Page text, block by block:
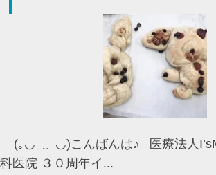
(｡◡ ‿ ◡)こんばんは♪ 医療法人
科医院 ３０周年イ...